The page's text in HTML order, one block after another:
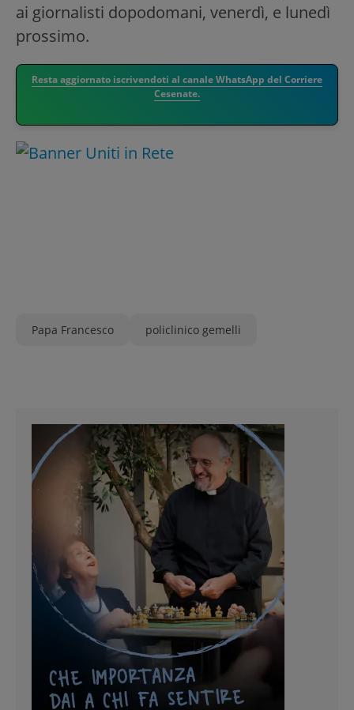
ai giornalisti dopodomani, venerdì, e lunedì
prossimo.
Resta aggiornato iscrivendoti al canale WhatsApp del Corriere
Cesenate.
Papa Francesco policlinico gemelli